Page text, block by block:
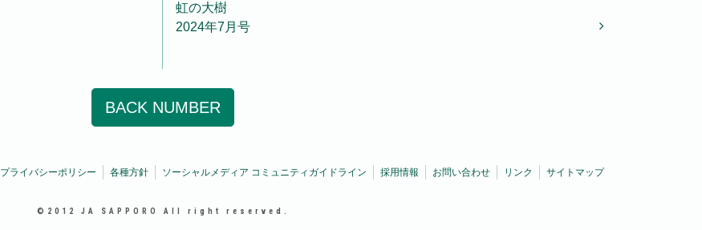
虹の大樹
2024年7月号
BACK NUMBER
プライバシーポリシー 各種方針 ソーシャルメディア コミュニティガイドライン 採用情報 お問い合わせ リンク サイトマップ
©2012 JA SAPPORO All right reserved.